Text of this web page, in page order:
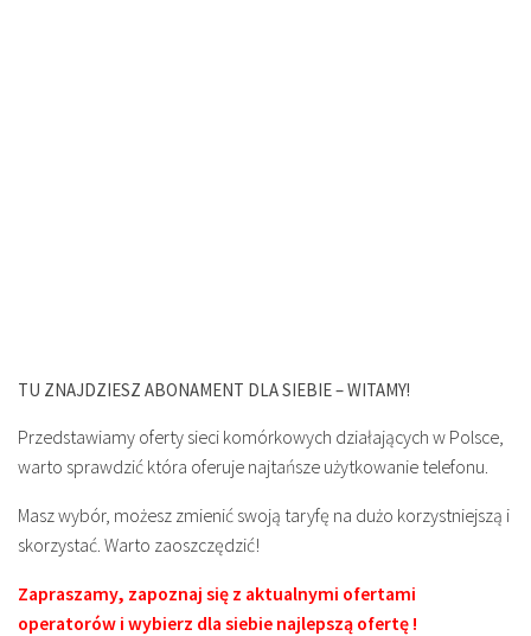
TU ZNAJDZIESZ ABONAMENT DLA SIEBIE – WITAMY!
Przedstawiamy oferty sieci komórkowych działających w Polsce,
warto sprawdzić która oferuje najtańsze użytkowanie telefonu.
Masz wybór, możesz zmienić swoją taryfę na dużo korzystniejszą i
skorzystać. Warto zaoszczędzić!
Zapraszamy, zapoznaj się z aktualnymi ofertami
operatorów i wybierz dla siebie najlepszą ofertę !